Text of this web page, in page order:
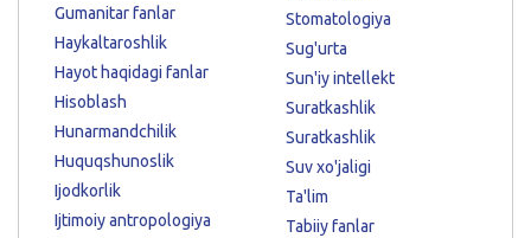
Gumanitar fanlar
Haykaltaroshlik
Hayot haqidagi fanlar
Hisoblash
Hunarmandchilik
Huquqshunoslik
Ijodkorlik
Ijtimoiy antropologiya
Stomatologiya
Sug'urta
Sun'iy intellekt
Suratkashlik
Suratkashlik
Suv xo'jaligi
Ta'lim
Tabiiy fanlar